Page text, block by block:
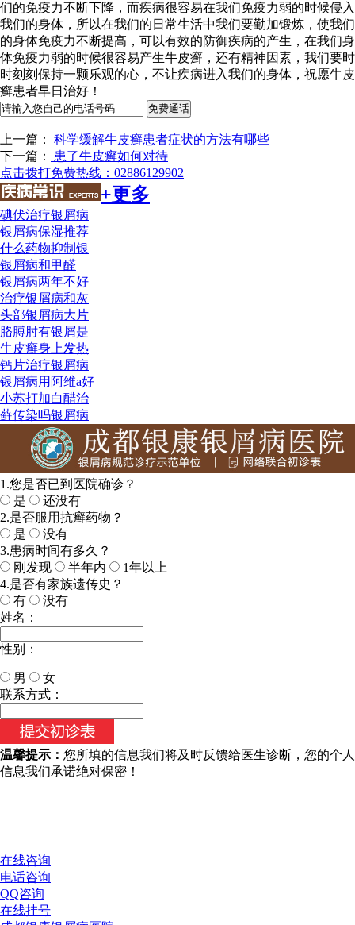
们的免疫力不断下降，而疾病很容易在我们免疫力弱的时候侵入
我们的身体，所以在我们的日常生活中我们要勤加锻炼，使我们
的身体免疫力不断提高，可以有效的防御疾病的产生，在我们身
体免疫力弱的时候很容易产生牛皮癣，还有精神因素，我们要时
时刻刻保持一颗乐观的心，不让疾病进入我们的身体，祝愿牛皮
癣患者早日治好！
上一篇：
科学缓解牛皮癣患者症状的方法有哪些
下一篇：
患了牛皮癣如何对待
点击拨打免费热线：02886129902
+更多
碘伏治疗银屑病
银屑病保湿推荐
什么药物抑制银
银屑病和甲醛
银屑病两年不好
治疗银屑病和灰
头部银屑病大片
胳膊肘有银屑是
牛皮癣身上发热
钙片治疗银屑病
银屑病用阿维a好
小苏打加白醋治
藓传染吗银屑病
1.您是否已到医院确诊？
是
还没有
2.是否服用抗癣药物？
是
没有
3.患病时间有多久？
刚发现
半年内
1年以上
4.是否有家族遗传史？
有
没有
姓名：
性别：
男
女
今天日期：
联系方式：
温馨提示： 您所填的信息我们将及时反馈给医生诊断，您的个人
信息我们承诺绝对保密！
在线咨询
电话咨询
QQ咨询
在线挂号